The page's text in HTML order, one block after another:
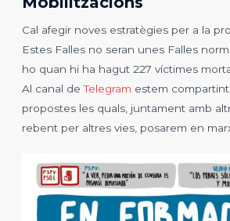
Cal afegir noves estratègies per a la
Estes Falles no seran unes Falles
ho quan hi ha hagut 227 víctimes
Al canal deTelegram estem
propostes les quals, juntament amb
rebent per altres vies, posarem en